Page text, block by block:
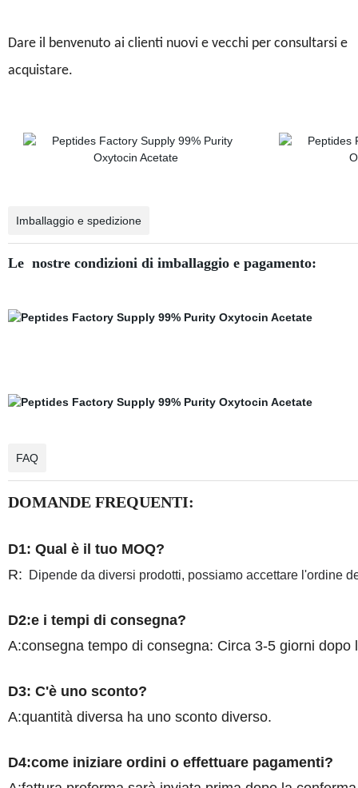
Dare il benvenuto ai clienti nuovi e vecchi per consultarsi e
acquistare.
Imballaggio e spedizione
Le nostre condizioni di imballaggio e pagamento:
FAQ
DOMANDE FREQUENTI:
D1: Qual è il tuo MOQ?
R:
Dipende da diversi prodotti, possiamo accettare l'ordine
D2:e i tempi di consegna?
A:consegna tempo di consegna: Circa 3-5 giorni
D3: C'è uno sconto?
A:quantità diversa ha uno sconto diverso.
D4:come iniziare ordini o effettuare pagamenti?